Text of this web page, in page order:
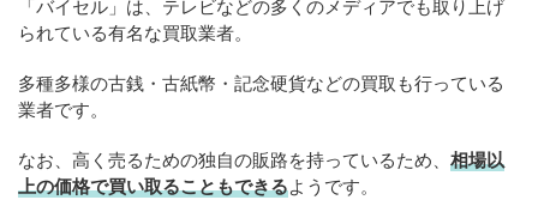
「バイセル」は、テレビなどの多くのメディアでも取り上げ
られている有名な買取業者。
多種多様の古銭・古紙幣・記念硬貨などの買取も行っている
業者です。
なお、高く売るための独自の販路を持っているため、 相場以
上の価格で買い取ることもできるようです。